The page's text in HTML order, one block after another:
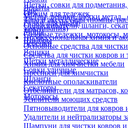
Щетки, совки для
Отжим для тележек
Ручки для швабр
Мопы
Швабры
Лопаты
Метлы, веники, щетки метал.,
Опрыскиватели, шланги,
Садовые тележки, мотокосы,
Черенки
Веники
Щетки металлические
Совки уличные
Шланги
Секаторы
Мотокосы
Еще
Тара и аксессуары (помпы,
замачивания)
Профессиональная химия и
Основные средства для
Средства для чистки ковров и
Химия для химчистки мебели
Преспреи для химчистки
Кислотные ополаскиватели
Отбеливатели для матрасов,
Усилители моющих средств
Пятновыводители для ковров
Удалители и нейтрализаторы
Шампуни для чистки ковров и